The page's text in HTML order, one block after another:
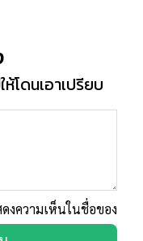
โดนเอาเปรียบ
งความเห็นในชื่อของ